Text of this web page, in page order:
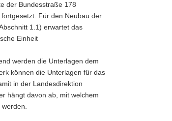
der Bundesstraße 178
Für den Neubau der
1.1) erwartet das
Einheit
werden die Unterlagen dem
können die Unterlagen für das
in der Landesdirektion
hängt davon ab, mit welchem